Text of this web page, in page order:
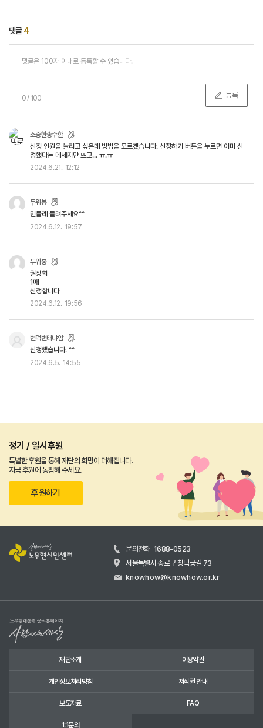
댓글4
0 / 100 등록
소중한송주한
신청 인원을 늘리고 싶은데 방법을 모르겠습니다. 신청하기 버튼을 누르면 이미 신
청했다는 메세지만 뜨고... ㅠ.ㅠ
2024.6.21. 12:12
두위봉
민들레 들려주세요^^
2024.6.12. 19:57
두위봉
권장희
1매
신청합니다
2024.6.12. 19:56
변덕변태냐암
신청했습니다. ^^
2024.6.5. 14:55
정기 / 일시후원
특별한 후원을 통해 재단의 희망이 더해집니다.
지금 후원에 동참해 주세요.
후원하기
문의전화 1688-0523
서울특별시 종로구 창덕궁길 73
knowhow@knowhow.or.kr
재단소개 이용약관
개인정보처리방침 저작권 안내
보도자료 FAQ
1:1문의